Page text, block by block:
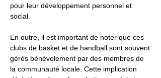
pour leur développement personnel et
social.
En outre, il est important de noter que ces
clubs de basket et de handball sont souvent
gérés bénévolement par des membres de
la communauté locale. Cette implication